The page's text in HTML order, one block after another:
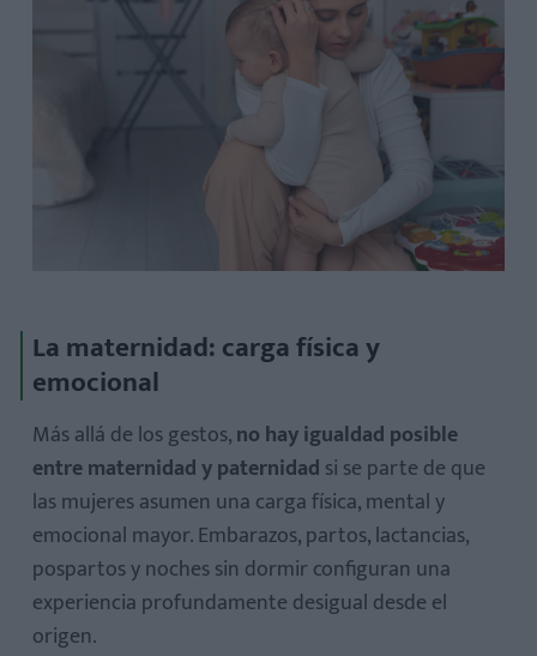
La maternidad: carga física y
emocional
Más allá de los gestos,no hay igualdad posible
entre maternidad y paternidad si se parte de que
las mujeres asumen una carga física, mental y
emocional mayor. Embarazos, partos, lactancias,
pospartos y noches sin dormir configuran una
experiencia profundamente desigual desde el
origen.